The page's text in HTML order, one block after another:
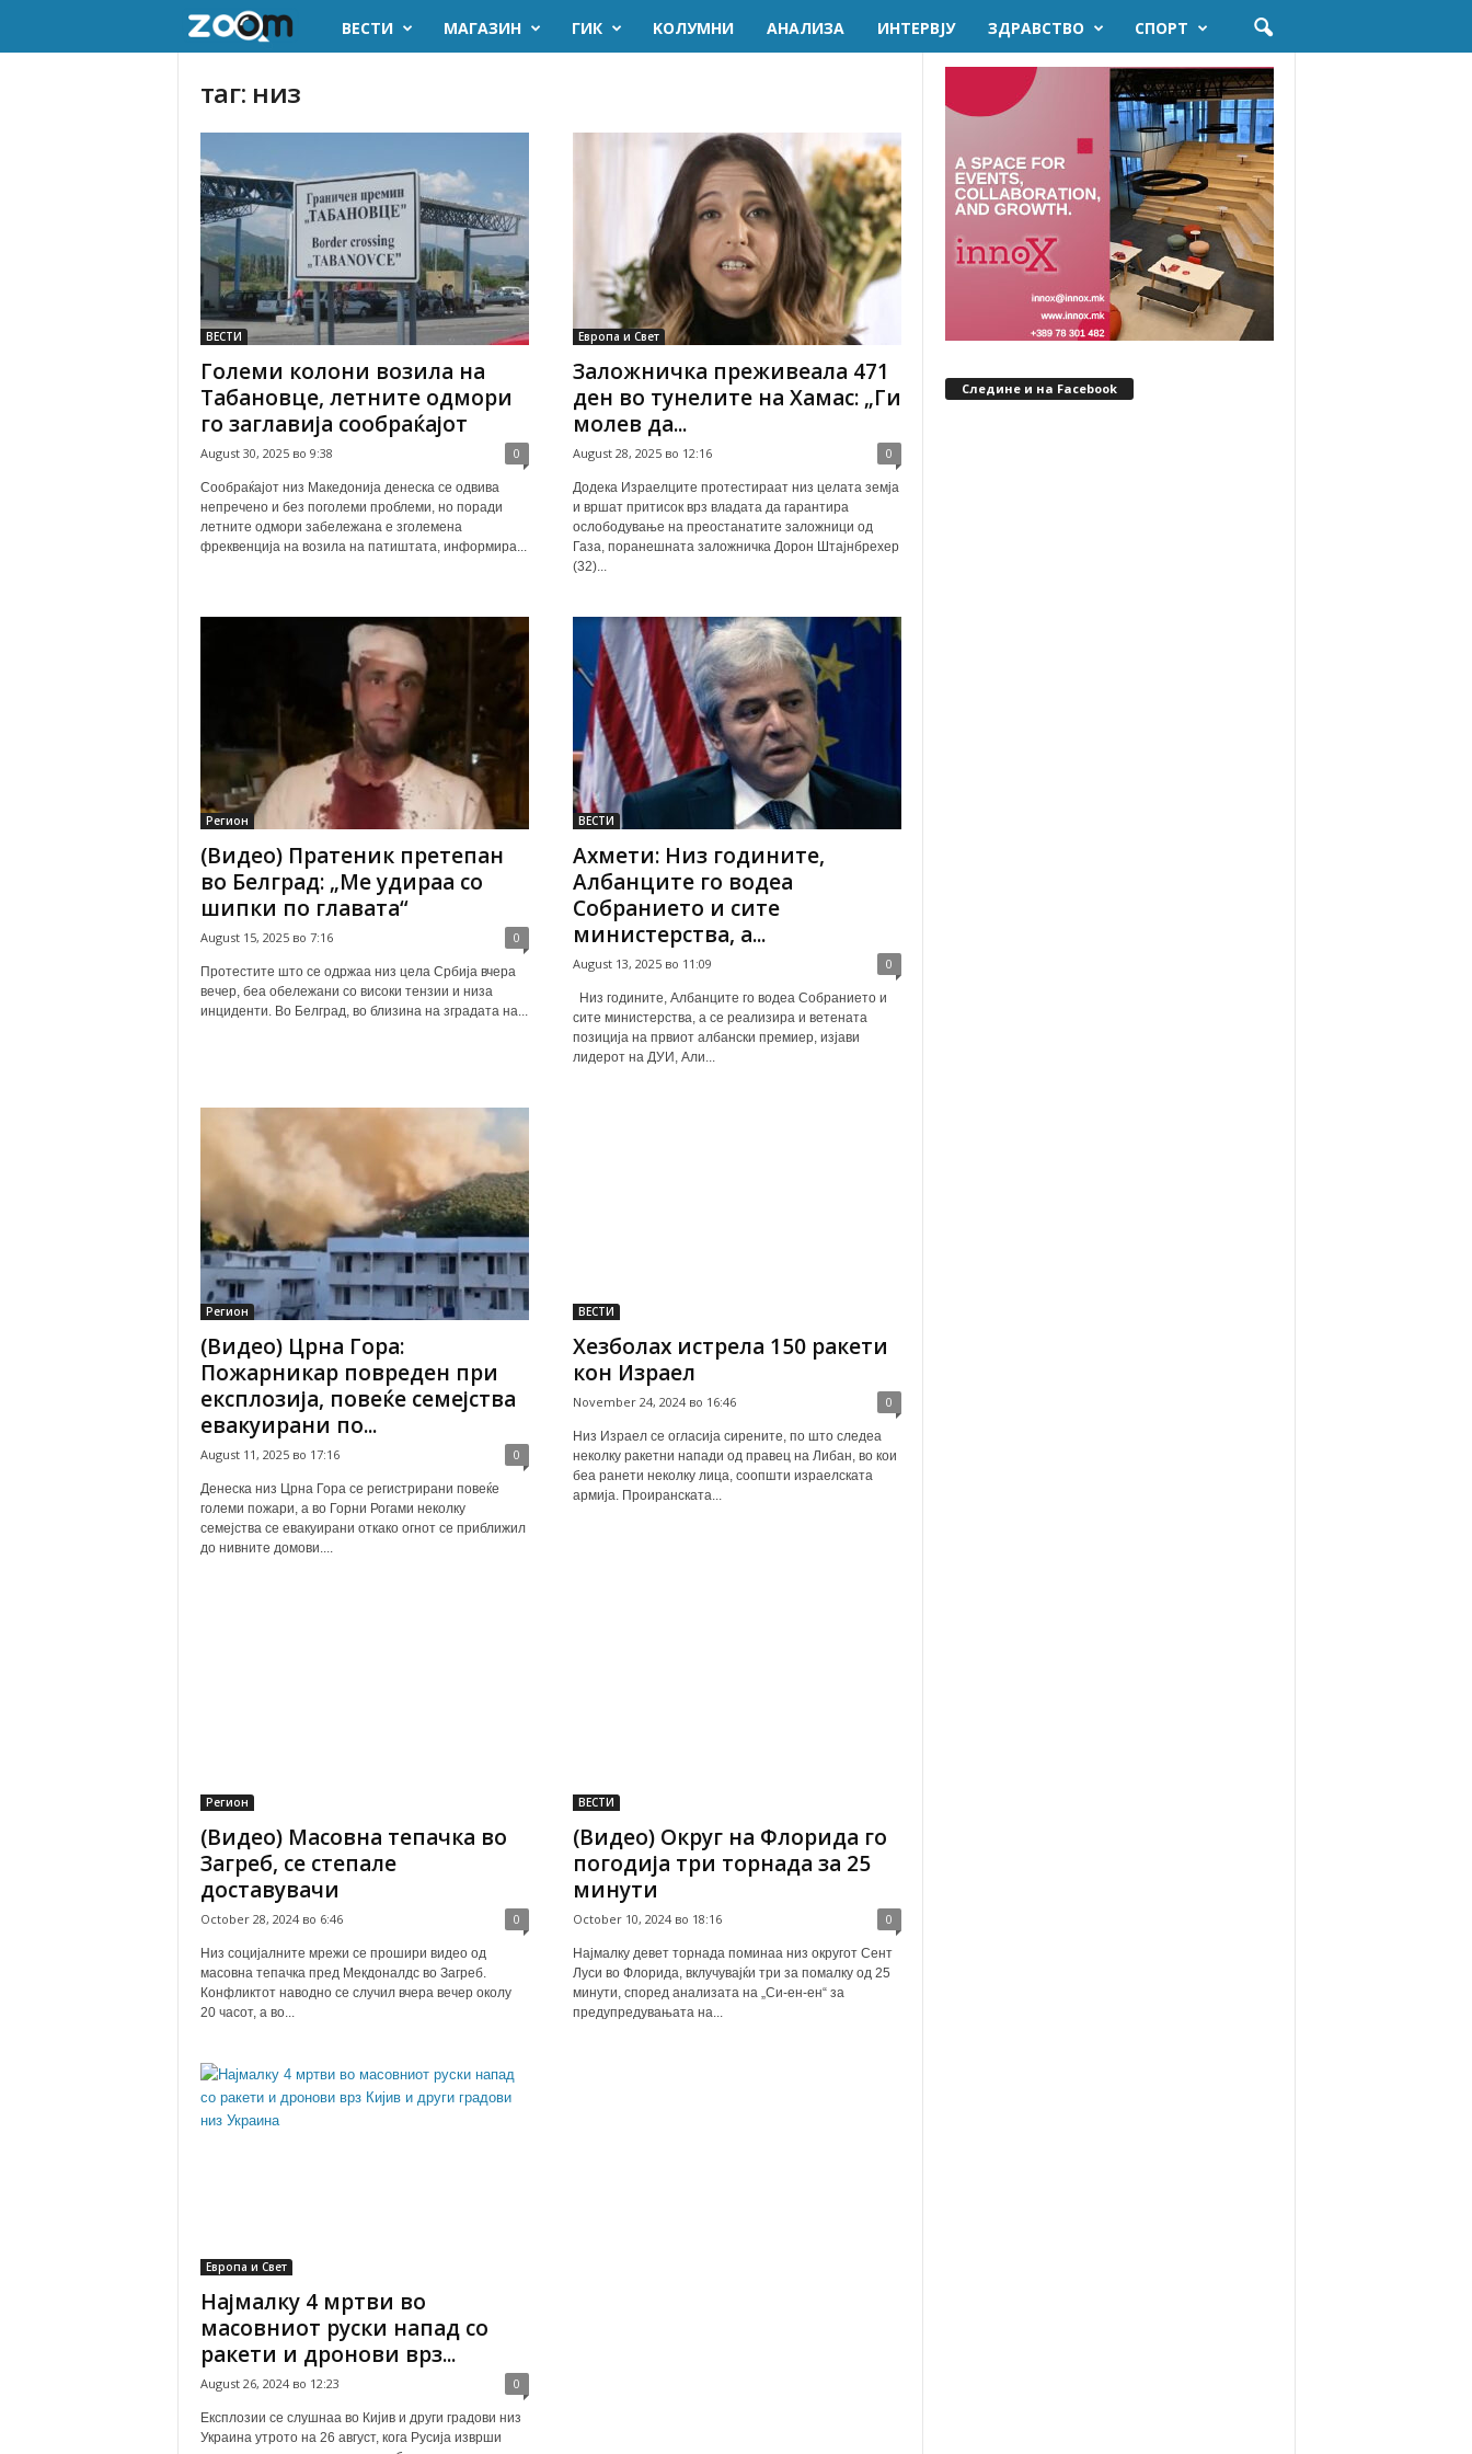
.
m
k
ВЕСТИ МАГАЗИН ГИК KОЛУМНИ AНАЛИЗА ИНТЕРВЈУ ЗДРАВСТВО СПОРТ
таг: низ
ВЕСТИ
Големи колони возила на
Табановце, летните одмори
го заглавија сообраќајот
August 30, 2025 во 9:38 0
Сообраќајот низ Македонија денеска се одвива
непречено и без поголеми проблеми, но поради
летните одмори забележана е зголемена
фреквенција на возила на патиштата, информира...
Европа и Свет
Заложничка преживеала 471
ден во тунелите на Хамас: „Ги
молев да...
August 28, 2025 во 12:16 0
Додека Израелците протестираат низ целата земја
и вршат притисок врз владата да гарантира
ослободување на преостанатите заложници од
Газа, поранешната заложничка Дорон Штајнбрехер
(32)...
Регион
(Видео) Пратеник претепан
во Белград: „Ме удираа со
шипки по главата“
August 15, 2025 во 7:16 0
Протестите што се одржаа низ цела Србија вчера
вечер, беа обележани со високи тензии и низа
инциденти. Во Белград, во близина на зградата на...
ВЕСТИ
Ахмети: Низ годините,
Албанците го водеа
Собранието и сите
министерства, а...
August 13, 2025 во 11:09 0
Низ годините, Албанците го водеа Собранието и
сите министерства, а се реализира и ветената
позиција на првиот албански премиер, изјави
лидерот на ДУИ, Али...
Регион
(Видео) Црна Гора:
Пожарникар повреден при
експлозија, повеќе семејства
евакуирани по...
August 11, 2025 во 17:16 0
Денеска низ Црна Гора се регистрирани повеќе
големи пожари, а во Горни Рогами неколку
семејства се евакуирани откако огнот се приближил
до нивните домови....
ВЕСТИ
Хезболах истрела 150 ракети
кон Израел
November 24, 2024 во 16:46 0
Низ Израел се огласија сирените, по што следеа
неколку ракетни напади од правец на Либан, во кои
беа ранети неколку лица, соопшти израелската
армија. Проиранската...
Регион
(Видео) Масовна тепачка во
Загреб, се степале
доставувачи
October 28, 2024 во 6:46 0
Низ социјалните мрежи се прошири видео од
масовна тепачка пред Мекдоналдс во Загреб.
Конфликтот наводно се случил вчера вечер околу
20 часот, а во...
ВЕСТИ
(Видео) Округ на Флорида го
погодија три торнада за 25
минути
October 10, 2024 во 18:16 0
Најмалку девет торнада поминаа низ округот Сент
Луси во Флорида, вклучувајќи три за помалку од 25
минути, според анализата на „Си-ен-ен“ за
предупредувањата на...
Европа и Свет
Најмалку 4 мртви во
масовниот руски напад со
ракети и дронови врз...
August 26, 2024 во 12:23 0
Експлозии се слушнаа во Кијив и други градови низ
Украина утрото на 26 август, кога Русија изврши
Следине и на Facebook